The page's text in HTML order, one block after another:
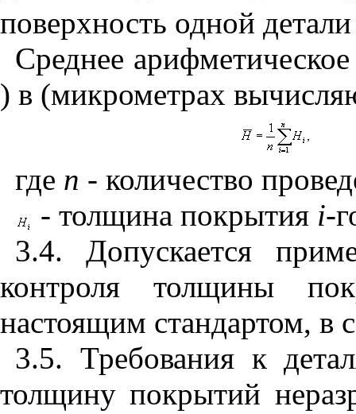
поверхность одной
Среднее
) в (микрометрах
где n - количество
- толщина покрытия i-
3.4. Допускается
контроля толщины
настоящим стандартом, в
3.5. Требования к
толщину покрытий